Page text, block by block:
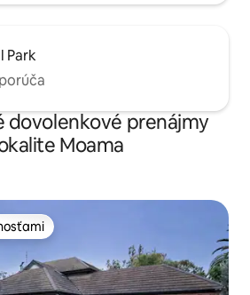
Park
dovolenkové prenájmy
Moama
hosťami